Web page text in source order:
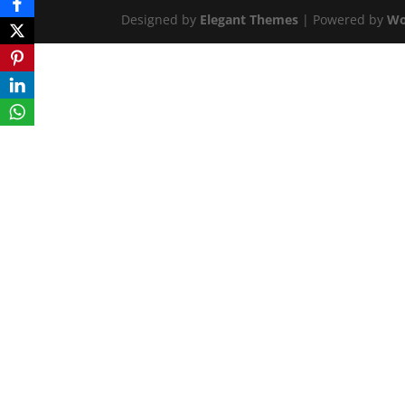
Designed by Elegant Themes | Powered by